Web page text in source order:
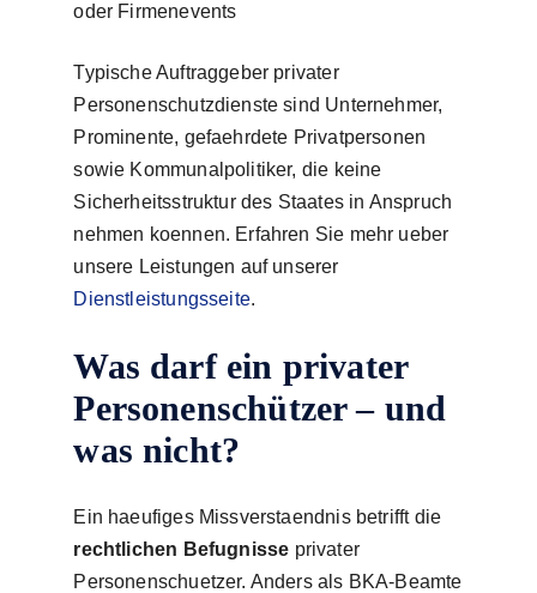
oder Firmenevents
Typische Auftraggeber privater
Personenschutzdienste sind Unternehmer,
Prominente, gefaehrdete Privatpersonen
sowie Kommunalpolitiker, die keine
Sicherheitsstruktur des Staates in Anspruch
nehmen koennen. Erfahren Sie mehr ueber
unsere Leistungen auf unserer
Dienstleistungsseite.
Was darf ein privater
Personenschützer – und
was nicht?
Ein haeufiges Missverstaendnis betrifft die
rechtlichen Befugnisse privater
Personenschuetzer. Anders als BKA-Beamte